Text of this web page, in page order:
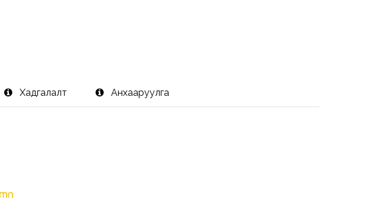
Хадгалалт Анхааруулга